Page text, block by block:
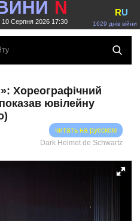
N
10 Серпня 2026 17:30 1629 днів війни
RU
Хореографічний
ювілейну
читать на русском
Dark Helmet de Schwartz